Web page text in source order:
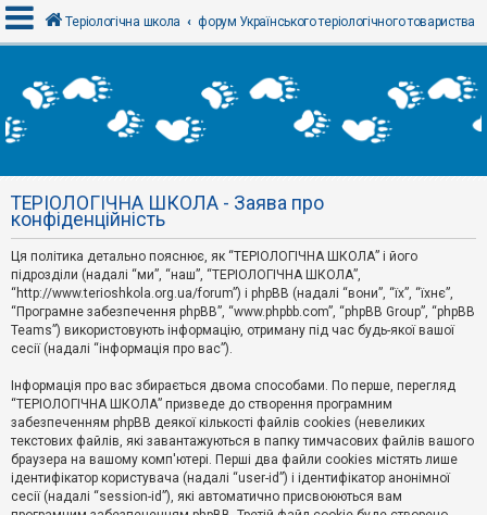
х
і
Р
е
с
т
р
а
ц
і
я
Т
е
м
и
б
е
з
Теріологічна школа форум Українського теріологічного товариства
ТЕРІОЛОГІЧНА ШКОЛА - Заява про
конфіденційність
Ця політика детально пояснює, як “ТЕРІОЛОГІЧНА ШКОЛА” і його
підрозділи (надалі “ми”, “наш”, “ТЕРІОЛОГІЧНА ШКОЛА”,
“http://www.terioshkola.org.ua/forum”) і phpBB (надалі “вони”, “їх”, “їхнє”,
“Програмне забезпечення phpBB”, “www.phpbb.com”, “phpBB Group”, “phpBB
Teams”) використовують інформацію, отриману під час будь-якої вашої
сесії (надалі “інформація про вас”).
Інформація про вас збирається двома способами. По перше, перегляд
“ТЕРІОЛОГІЧНА ШКОЛА” призведе до створення програмним
забезпеченням phpBB деякої кількості файлів cookies (невеликих
текстових файлів, які завантажуються в папку тимчасових файлів вашого
браузера на вашому комп'ютері. Перші два файли cookies містять лише
ідентифікатор користувача (надалі “user-id”) і ідентифікатор анонімної
сесії (надалі “session-id”), які автоматично присвоюються вам